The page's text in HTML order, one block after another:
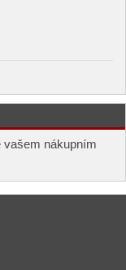
vašem nákupním